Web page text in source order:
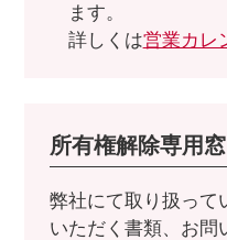
ます。
詳しくは営業カレ
所有権解除専用窓
弊社にて取り扱って
いただく書類、お問